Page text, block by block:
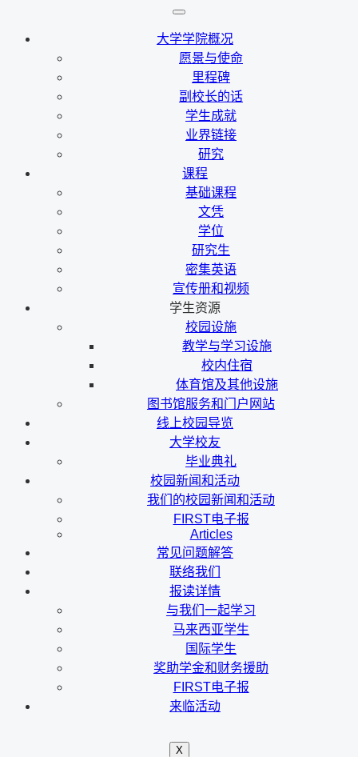
大学学院概况
愿景与使命
里程碑
副校长的话
学生成就
业界链接
研究
课程
基础课程
文凭
学位
研究生
密集英语
宣传册和视频
学生资源
校园设施
教学与学习设施
校内住宿
体育馆及其他设施
图书馆服务和门户网站
线上校园导览
大学校友
毕业典礼
校园新闻和活动
我们的校园新闻和活动
FIRST电子报
Articles
常见问题解答
联络我们
报读详情
与我们一起学习
马来西亚学生
国际学生
奖助学金和财务援助
FIRST电子报
来临活动
X